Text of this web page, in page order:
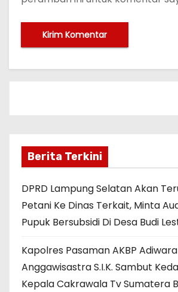
Berita Terkini
DPRD Lampung Selatan Akan
Petani Ke Dinas Terkait, Minta
Pupuk Bersubsidi Di Desa Budi
Kapolres Pasaman AKBP
Anggawisastra S.I.K. Sambut
Kepala Cakrawala Tv Sumatera